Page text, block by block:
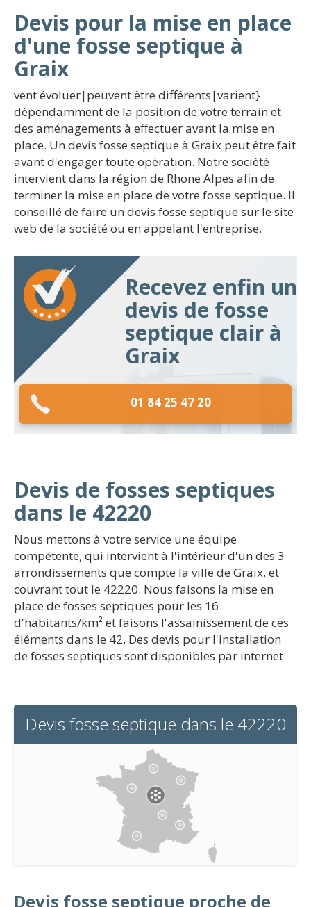
Devis pour la mise en place
d'une fosse septique à
Graix
vent évoluer|peuvent être différents|varient}
dépendamment de la position de votre terrain et
des aménagements à effectuer avant la mise en
place. Un devis fosse septique à Graix peut être fait
avant d'engager toute opération. Notre société
intervient dans la région de Rhone Alpes afin de
terminer la mise en place de votre fosse septique. Il
conseillé de faire un devis fosse septique sur le site
web de la société ou en appelant l'entreprise.
Recevez enfin un
devis de fosse
septique clair à
Graix
01 84 25 47 20
Devis de fosses septiques
dans le 42220
Nous mettons à votre service une équipe
compétente, qui intervient à l'intérieur d'un des 3
arrondissements que compte la ville de Graix, et
couvrant tout le 42220. Nous faisons la mise en
place de fosses septiques pour les 16
d'habitants/km² et faisons l'assainissement de ces
éléments dans le 42. Des devis pour l'installation
de fosses septiques sont disponibles par internet
Devis fosse septique dans le 42220
Devis fosse septique proche de